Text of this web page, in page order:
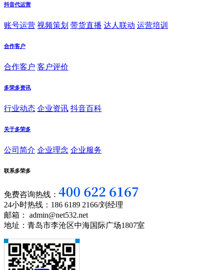
抖音代运营
账号运营 视频策划 带货直播 达人联动 运营培训
合作客户
合作客户 客户评价
多荣多资讯
行业动态 企业资讯 抖音百科
关于多荣多
公司简介 企业理念 企业服务
联系多荣多
免费咨询热线：
24小时热线：186 6189 2166/刘经理
邮箱： admin@net532.net
地址：青岛市李沧区中海国际广场1807室